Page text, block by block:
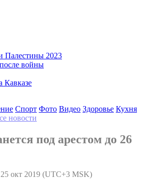
Палестины 2023
войны
Кавказе
Спорт Фото Видео Здоровье Кухня
новости
под арестом до 26
окт 2019 (UTC+3 MSK)